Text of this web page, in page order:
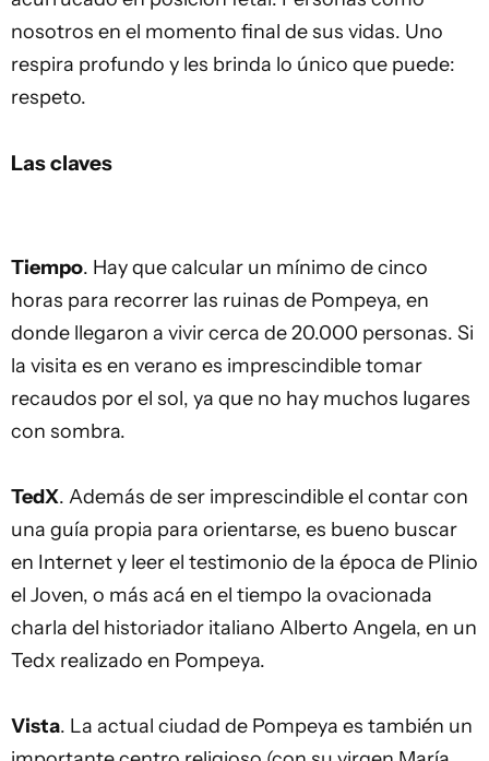
nosotros en el momento final de sus vidas. Uno
respira profundo y les brinda lo único que puede:
respeto.
Las claves
Tiempo. Hay que calcular un mínimo de cinco
horas para recorrer las ruinas de Pompeya, en
donde llegaron a vivir cerca de 20.000 personas. Si
la visita es en verano es imprescindible tomar
recaudos por el sol, ya que no hay muchos lugares
con sombra.
TedX. Además de ser imprescindible el contar con
una guía propia para orientarse, es bueno buscar
en Internet y leer el testimonio de la época de Plinio
el Joven, o más acá en el tiempo la ovacionada
charla del historiador italiano Alberto Angela, en un
Tedx realizado en Pompeya.
Vista. La actual ciudad de Pompeya es también un